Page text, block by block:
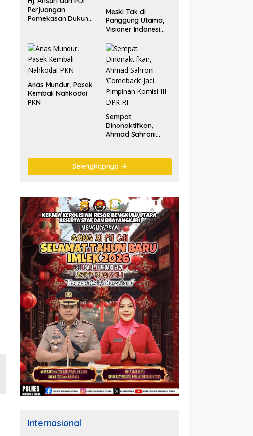
Perjuangan
Pamekasan Dukung
Meski Tak di
Panggung Utama,
Visioner Indonesi
Jadi Perhatian
Publik di Rakerwil
NasDem
Anas Mundur, Pasek
Kembali Nahkodai
PKN
Sempat
Dinonaktifkan,
Ahmad Sahroni
DPR RI
Selengkapnya
Internasional